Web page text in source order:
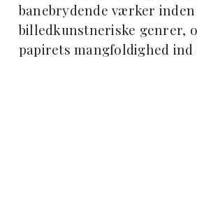
banebrydende værker
billedkunstneriske genrer,
papirets mangfoldighed